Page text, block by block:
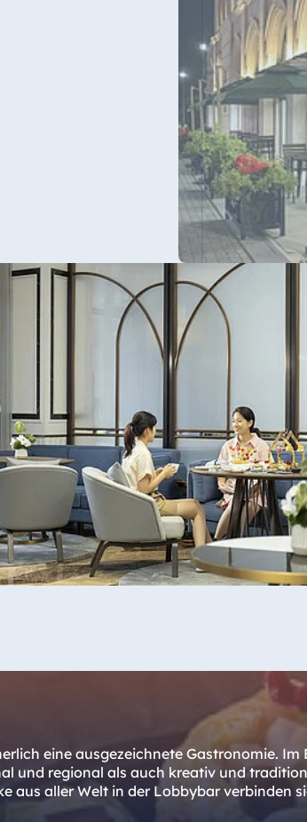
eine ausgezeichnete Gastronomie.
und regional als auch kreativ und
aus aller Welt in der Lobbybar verbinden